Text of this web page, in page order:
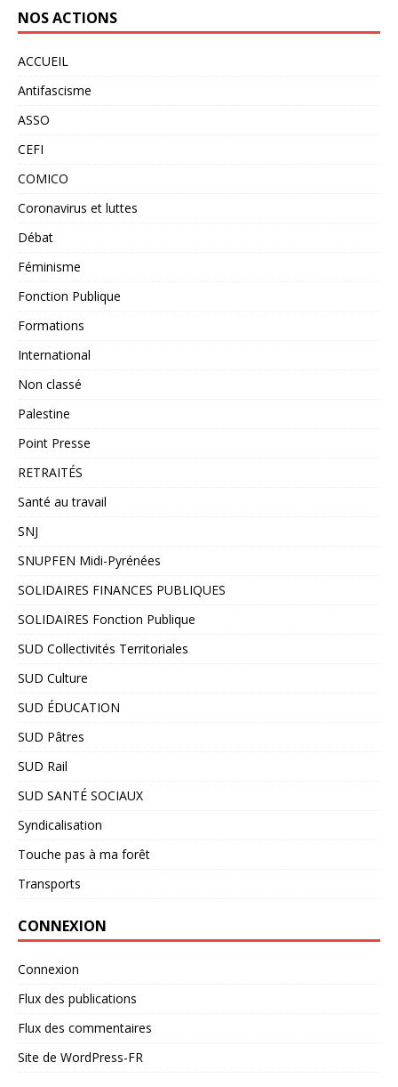
NOS ACTIONS
ACCUEIL
Antifascisme
ASSO
CEFI
COMICO
Coronavirus et luttes
Débat
Féminisme
Fonction Publique
Formations
International
Non classé
Palestine
Point Presse
RETRAITÉS
Santé au travail
SNJ
SNUPFEN Midi-Pyrénées
SOLIDAIRES FINANCES PUBLIQUES
SOLIDAIRES Fonction Publique
SUD Collectivités Territoriales
SUD Culture
SUD ÉDUCATION
SUD Pâtres
SUD Rail
SUD SANTÉ SOCIAUX
Syndicalisation
Touche pas à ma forêt
Transports
CONNEXION
Connexion
Flux des publications
Flux des commentaires
Site de WordPress-FR